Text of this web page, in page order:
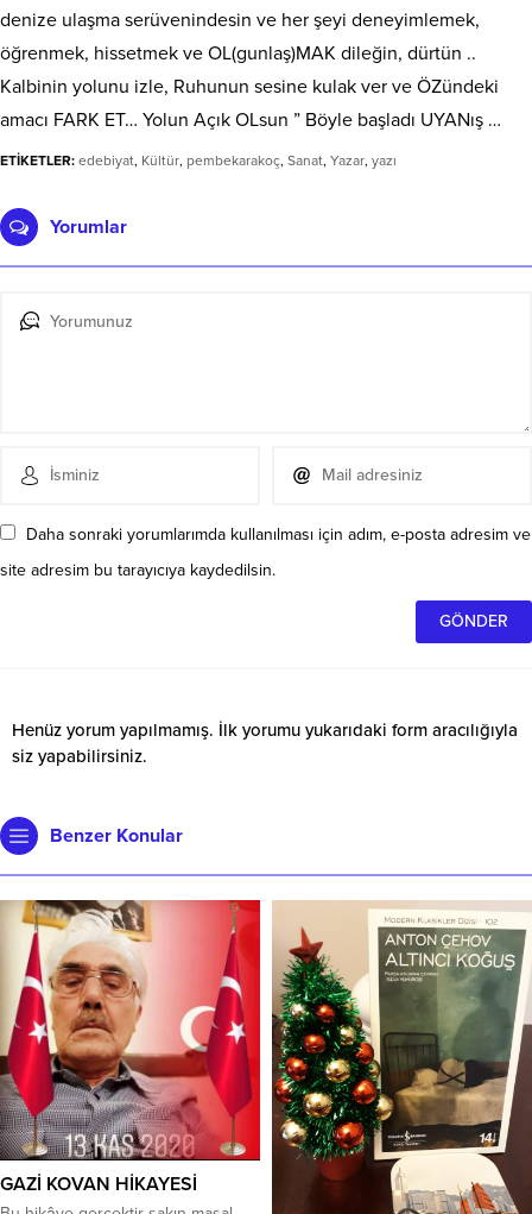
denize ulaşma serüvenindesin ve her şeyi deneyimlemek,
öğrenmek, hissetmek ve OL(gunlaş)MAK dileğin, dürtün ..
Kalbinin yolunu izle, Ruhunun sesine kulak ver ve ÖZündeki
amacı FARK ET… Yolun Açık OLsun ” Böyle başladı UYANış …
ETİKETLER: edebiyat, Kültür, pembekarakoç, Sanat, Yazar, yazı
Yorumlar
Daha sonraki yorumlarımda kullanılması için adım, e-posta adresim ve
site adresim bu tarayıcıya kaydedilsin.
Henüz yorum yapılmamış. İlk yorumu yukarıdaki form aracılığıyla
siz yapabilirsiniz.
Benzer Konular
GAZİ KOVAN HİKAYESİ